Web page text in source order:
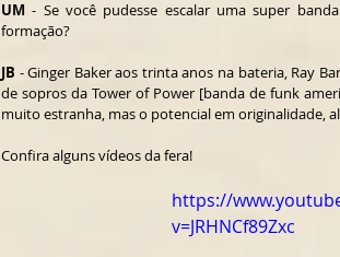
UM - Se você pudesse escalar uma super
formação?
JB - Ginger Baker aos trinta anos na bateria, Ray
de sopros da Tower of Power [banda de funk
muito estranha, mas o potencial em originalidade,
Confira alguns vídeos da fera!
https://
v=JRHNCf89Zxc